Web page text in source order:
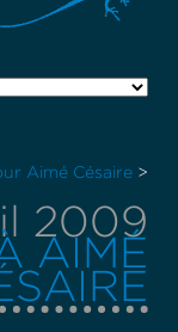
Aimé Césaire >
2009
AIMÉ